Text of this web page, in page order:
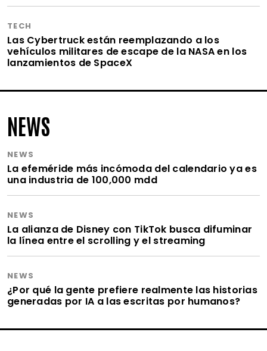
TECH
Las Cybertruck están reemplazando a los
vehículos militares de escape de la NASA en los
lanzamientos de SpaceX
NEWS
NEWS
La efeméride más incómoda del calendario ya es
una industria de 100,000 mdd
NEWS
La alianza de Disney con TikTok busca difuminar
la línea entre el scrolling y el streaming
NEWS
¿Por qué la gente prefiere realmente las historias
generadas por IA a las escritas por humanos?